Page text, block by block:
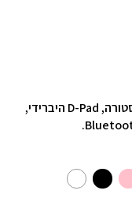
בקר אלחוטי עם טריגרים ובאמפרים בעלי טקסטורה, D-Pad היברידי,